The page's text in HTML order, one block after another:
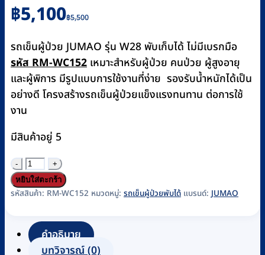
฿5,500
Original
price
was:
฿5,500.
฿5,100
Current
price
is:
฿5,100.
รถเข็นผู้ป่วย JUMAO รุ่น W28 พับเก็บได้ ไม่มีเบรกมือ
รหัส RM-WC152 เหมาะสำหรับผู้ป่วย คนป่วย ผู้สูงอายุ
และผู้พิการ มีรูปแบบการใช้งานที่ง่าย รองรับน้ำหนักได้เป็น
อย่างดี โครงสร้างรถเข็นผู้ป่วยแข็งแรงทนทาน ต่อการใช้
งาน
มีสินค้าอยู่ 5
จำนวน
รถ
เข็น
ป่วย
JUMAO
หยิบใส่ตะกร้า
รหัสสินค้า: RM-WC152 หมวดหมู่: รถเข็นผู้ป่วยพับได้ แบรนด์:JUMAO
คำอธิบาย
บทวิจารณ์ (0)